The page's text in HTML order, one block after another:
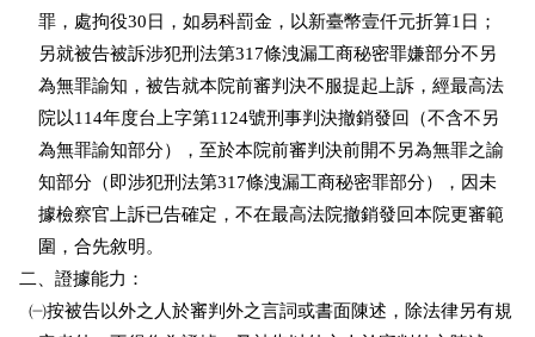
    罪，處拘役30日，如易科罰金，以新臺幣壹仟元折算1日；
    另就被告被訴涉犯刑法第317條洩漏工商秘密罪嫌部分不另
    為無罪諭知，被告就本院前審判決不服提起上訴，經最高法
    院以114年度台上字第1124號刑事判決撤銷發回（不含不另
    為無罪諭知部分），至於本院前審判決前開不另為無罪之諭
    知部分（即涉犯刑法第317條洩漏工商秘密罪部分），因未
    據檢察官上訴已告確定，不在最高法院撤銷發回本院更審範
    圍，合先敘明。
二、證據能力：
  ㈠按被告以外之人於審判外之言詞或書面陳述，除法律另有規